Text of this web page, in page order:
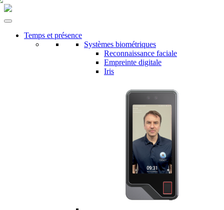
Temps et présence
Systèmes biométriques
Reconnaissance faciale
Empreinte digitale
Iris